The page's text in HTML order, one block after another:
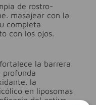
de rostro-
masajear con la
completa
con los ojos.
fortalece la barrera
profunda
la
en liposomas
del activo.